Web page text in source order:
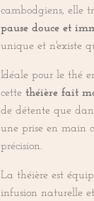
cambodgiens, elle
pause douce et
unique et n'existe
Idéale pour le thé
cette théière fait
de détente que
une prise en main
précision.
La théière est
infusion naturelle et